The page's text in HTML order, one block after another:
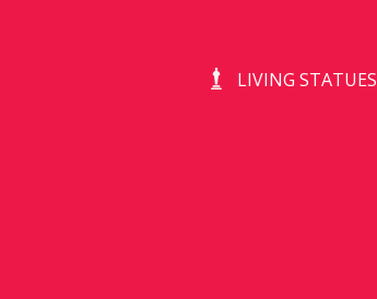
LIVING STATUES
DE CHAGRIJNIGE VENT